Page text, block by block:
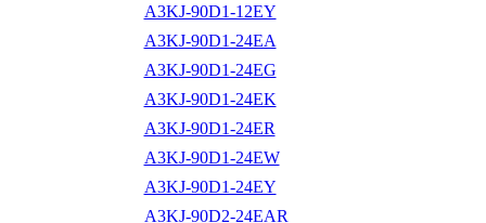
A3KJ-90D1-12EY
A3KJ-90D1-24EA
A3KJ-90D1-24EG
A3KJ-90D1-24EK
A3KJ-90D1-24ER
A3KJ-90D1-24EW
A3KJ-90D1-24EY
A3KJ-90D2-24EAR